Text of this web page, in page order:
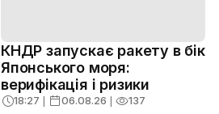
КНДР запускає ракету в бік
Японського моря:
верифікація і ризики
18:27 ❘ 06.08.26 ❘ 137